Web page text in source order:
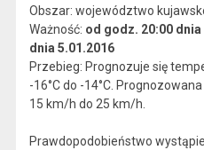
Obszar: województwo
Ważność: od godz. 20:00
dnia 5.01.2016
Przebieg: Prognozuje się
-16°C do -14°C.
15 km/h do 25 km/h.
Prawdopodobieństwo